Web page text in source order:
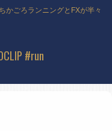
かごろランニングとFXが半々
#run